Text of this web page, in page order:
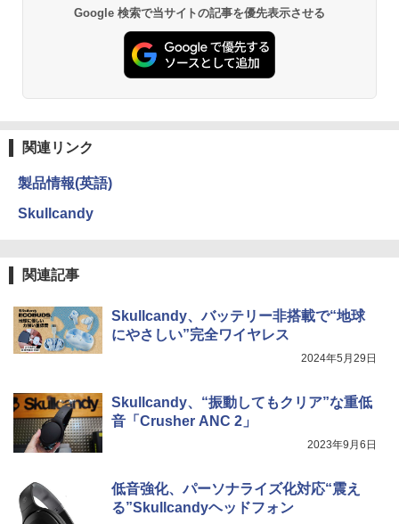
Google 検索で当サイトの記事を優先表示させる
関連リンク
製品情報(英語)
Skullcandy
関連記事
Skullcandy、バッテリー非搭載で“地球
にやさしい”完全ワイヤレス
2024年5月29日
Skullcandy、“振動してもクリア”な重低
音「Crusher ANC 2」
2023年9月6日
低音強化、パーソナライズ化対応“震え
る”Skullcandyヘッドフォン